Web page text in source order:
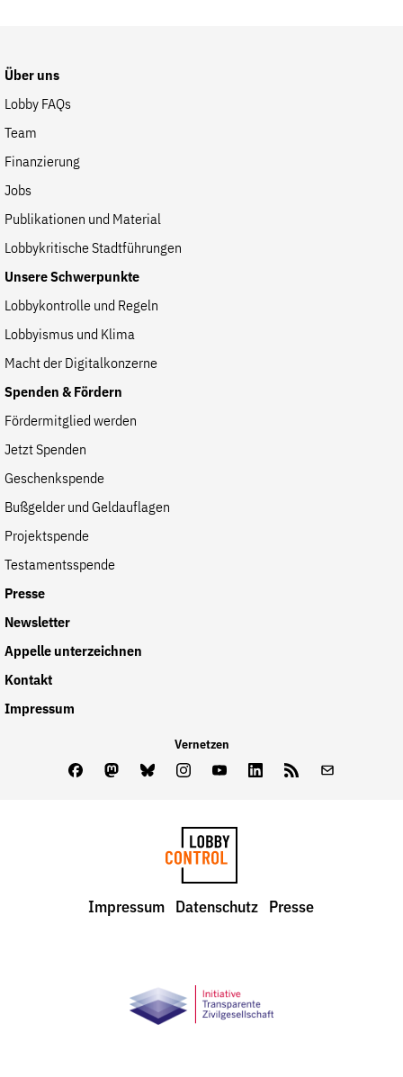
Newsletter
Appelle unterzeichnen
Kontakt
Impressum
Suche
auf
Website
FacebookMastodon
Über uns
Lobby FAQs
Team
Finanzierung
Jobs
Publikationen und Material
Lobbykritische Stadtführungen
Unsere Schwerpunkte
Lobbykontrolle und Regeln
Lobbyismus und Klima
Macht der Digitalkonzerne
Spenden & Fördern
Fördermitglied werden
Jetzt Spenden
Geschenkspende
Bußgelder und Geldauflagen
Projektspende
Testamentsspende
Presse
Newsletter
Appelle unterzeichnen
Kontakt
Impressum
Vernetzen
FacebookMastodon
BlueskyInstagram
YoutubeLinkedInFeed
LobbyControl
Impressum Datenschutz Presse